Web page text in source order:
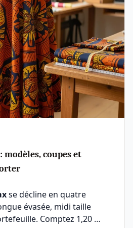
modèles, coupes et
se décline en quatre
évasée, midi taille
Comptez 1,20 …